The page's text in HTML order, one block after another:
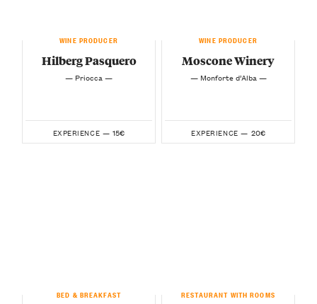
WINE PRODUCER
Hilberg Pasquero
— Priocca —
EXPERIENCE — 15€
WINE PRODUCER
Moscone Winery
— Monforte d’Alba —
EXPERIENCE — 20€
BED & BREAKFAST RESTAURANT WITH ROOMS